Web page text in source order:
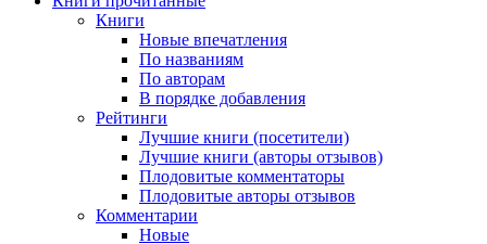
Книги
Новые впечатления
По названиям
По авторам
В порядке добавления
Рейтинги
Лучшие книги (посетители)
Лучшие книги (авторы отзывов)
Плодовитые комментаторы
Плодовитые авторы отзывов
Комментарии
Новые